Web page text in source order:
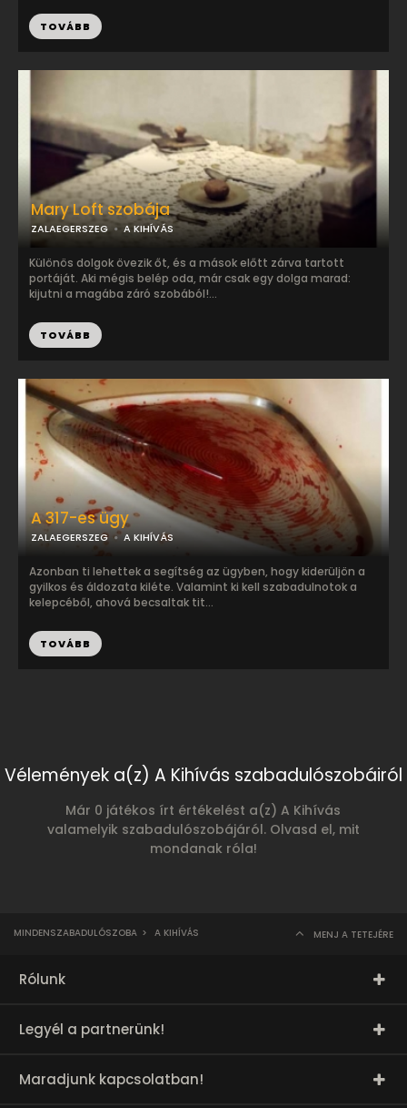
TOVÁBB
Mary Loft szobája
ZALAEGERSZEG A KIHÍVÁS
Különös dolgok övezik őt, és a mások előtt zárva tartott
portáját. Aki mégis belép oda, már csak egy dolga marad:
kijutni a magába záró szobából!...
TOVÁBB
A 317-es ügy
ZALAEGERSZEG A KIHÍVÁS
Azonban ti lehettek a segítség az ügyben, hogy kiderüljön a
gyilkos és áldozata kiléte. Valamint ki kell szabadulnotok a
kelepcéből, ahová becsaltak tit...
TOVÁBB
Vélemények a(z) A Kihívás szabadulószobáiról
Már 0 játékos írt értékelést a(z) A Kihívás
valamelyik szabadulószobájáról. Olvasd el, mit
mondanak róla!
MINDENSZABADULÓSZOBA > A KIHÍVÁS MENJ A TETEJÉRE
Rólunk
Legyél a partnerünk!
Maradjunk kapcsolatban!